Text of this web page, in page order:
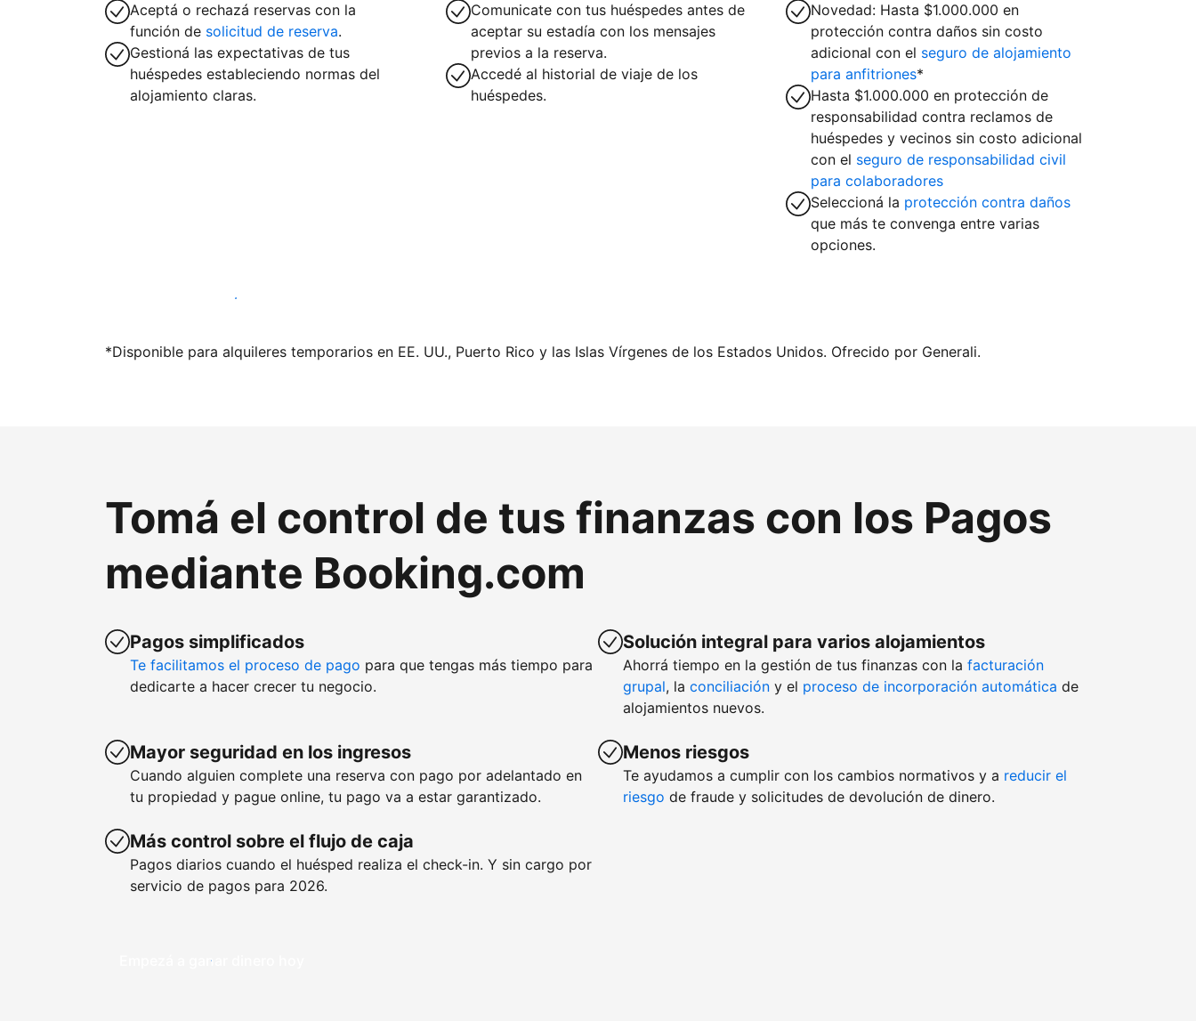
Aceptá o rechazá reservas con la
función de solicitud de reserva.
Gestioná las expectativas de tus
huéspedes estableciendo normas del
alojamiento claras.
Comunicate con tus huéspedes antes de
aceptar su estadía con los mensajes
previos a la reserva.
Accedé al historial de viaje de los
huéspedes.
Novedad: Hasta $1.000.000 en
protección contra daños sin costo
adicional con el seguro de alojamiento
para anfitriones*
Hasta $1.000.000 en protección de
responsabilidad contra reclamos de
huéspedes y vecinos sin costo adicional
con el seguro de responsabilidad civil
para colaboradores
Seleccioná la protección contra daños
que más te convenga entre varias
opciones.
Publicá en nuestra plataforma hoy
*Disponible para alquileres temporarios en EE. UU., Puerto Rico y las Islas Vírgenes de los Estados Unidos. Ofrecido por Generali.
Tomá el control de tus finanzas con los Pagos
mediante Booking.com
Pagos simplificados
Te facilitamos el proceso de pago para que tengas más tiempo para
dedicarte a hacer crecer tu negocio.
Mayor seguridad en los ingresos
Cuando alguien complete una reserva con pago por adelantado en
tu propiedad y pague online, tu pago va a estar garantizado.
Más control sobre el flujo de caja
Pagos diarios cuando el huésped realiza el check-in. Y sin cargo por
servicio de pagos para 2026.
Solución integral para varios alojamientos
Ahorrá tiempo en la gestión de tus finanzas con la facturación
grupal, la conciliación y el proceso de incorporación automática de
alojamientos nuevos.
Menos riesgos
Te ayudamos a cumplir con los cambios normativos y a reducir el
riesgo de fraude y solicitudes de devolución de dinero.
Empezá a ganar dinero hoy